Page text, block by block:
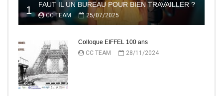
1 FAUT IL UN BUREAU POUR BIEN TRAVAILLER ?
CC TEAM 25/07/2025
2
Colloque EIFFEL 100 ans
CC TEAM
28/11/2024